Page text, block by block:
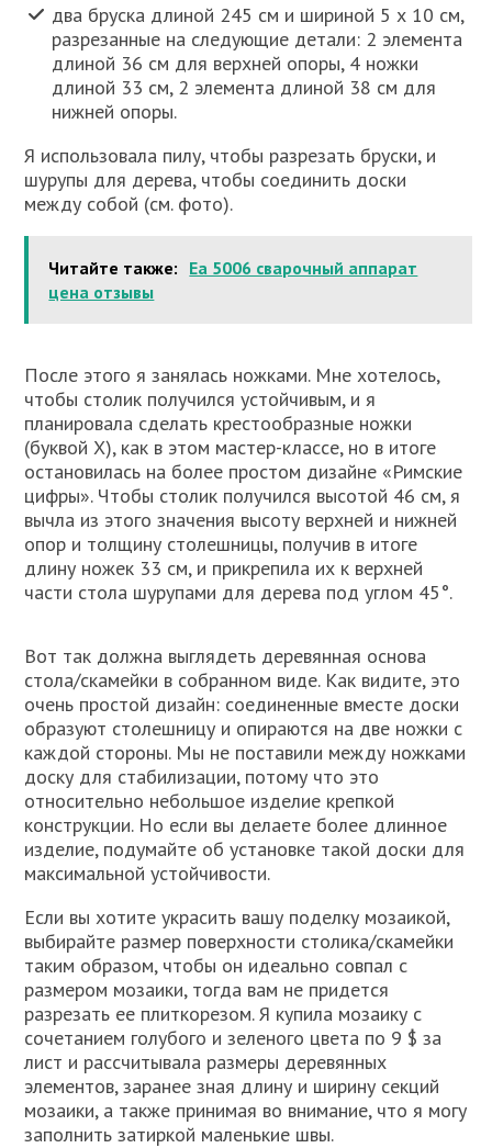
два бруска длиной 245 см и шириной 5 х 10 см,
разрезанные на следующие детали: 2 элемента
длиной 36 см для верхней опоры, 4 ножки
длиной 33 см, 2 элемента длиной 38 см для
нижней опоры.
Я использовала пилу, чтобы разрезать бруски, и
шурупы для дерева, чтобы соединить доски
между собой (см. фото).
Читайте также: Еа 5006 сварочный аппарат
цена отзывы
После этого я занялась ножками. Мне хотелось,
чтобы столик получился устойчивым, и я
планировала сделать крестообразные ножки
(буквой Х), как в этом мастер-классе, но в итоге
остановилась на более простом дизайне «Римские
цифры». Чтобы столик получился высотой 46 см, я
вычла из этого значения высоту верхней и нижней
опор и толщину столешницы, получив в итоге
длину ножек 33 см, и прикрепила их к верхней
части стола шурупами для дерева под углом 45°.
Вот так должна выглядеть деревянная основа
стола/скамейки в собранном виде. Как видите, это
очень простой дизайн: соединенные вместе доски
образуют столешницу и опираются на две ножки с
каждой стороны. Мы не поставили между ножками
доску для стабилизации, потому что это
относительно небольшое изделие крепкой
конструкции. Но если вы делаете более длинное
изделие, подумайте об установке такой доски для
максимальной устойчивости.
Если вы хотите украсить вашу поделку мозаикой,
выбирайте размер поверхности столика/скамейки
таким образом, чтобы он идеально совпал с
размером мозаики, тогда вам не придется
разрезать ее плиткорезом. Я купила мозаику с
сочетанием голубого и зеленого цвета по 9 $ за
лист и рассчитывала размеры деревянных
элементов, заранее зная длину и ширину секций
мозаики, а также принимая во внимание, что я могу
заполнить затиркой маленькие швы.